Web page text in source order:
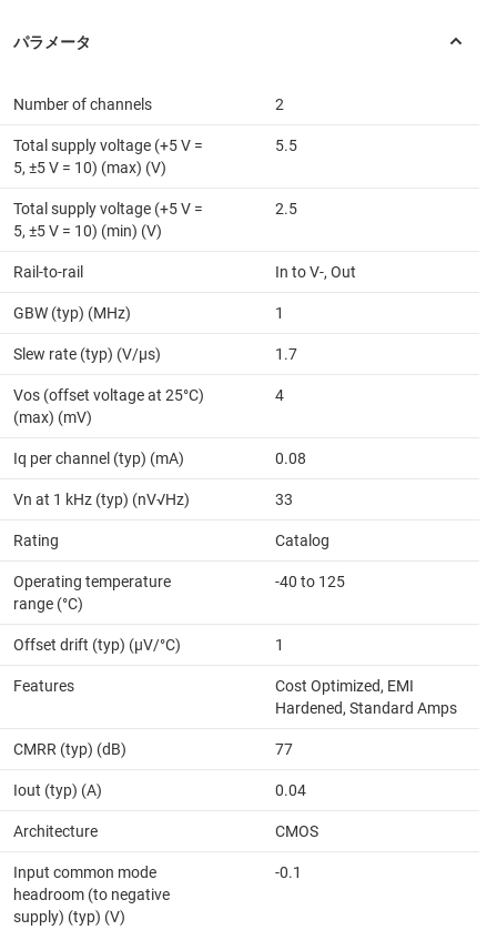
Number of channels 2
Total supply voltage (+5 V =
5, ±5 V = 10) (max) (V)
5.5
Total supply voltage (+5 V =
5, ±5 V = 10) (min) (V)
2.5
Rail-to-rail In to V-, Out
GBW (typ) (MHz) 1
Slew rate (typ) (V/µs) 1.7
Vos (offset voltage at 25°C)
(max) (mV)
4
Iq per channel (typ) (mA) 0.08
Vn at 1 kHz (typ) (nV√Hz) 33
Rating Catalog
Operating temperature
range (°C)
-40 to 125
Offset drift (typ) (µV/°C) 1
Features
Cost Optimized, EMI
Hardened, Standard Amps
CMRR (typ) (dB) 77
Iout (typ) (A) 0.04
Architecture CMOS
Input common mode
headroom (to negative
supply) (typ) (V)
-0.1